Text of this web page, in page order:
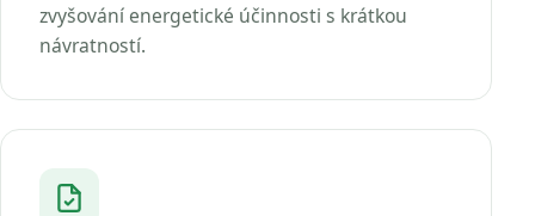
zvyšování energetické účinnosti s krátkou
návratností.